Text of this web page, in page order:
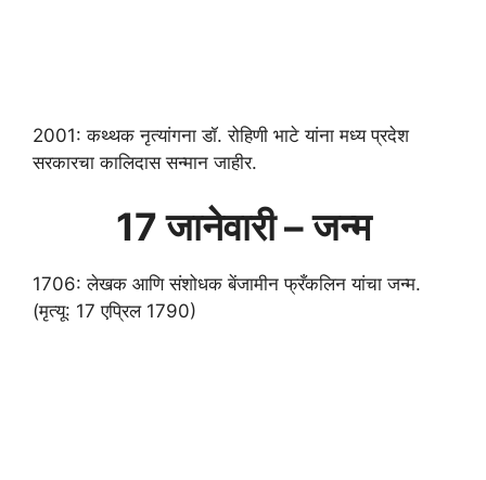
2001: कथ्थक नृत्यांगना डॉ. रोहिणी भाटे यांना मध्य प्रदेश
सरकारचा कालिदास सन्मान जाहीर.
17 जानेवारी – जन्म
1706: लेखक आणि संशोधक बेंजामीन फ्रँकलिन यांचा जन्म.
(मृत्यू: 17 एप्रिल 1790)